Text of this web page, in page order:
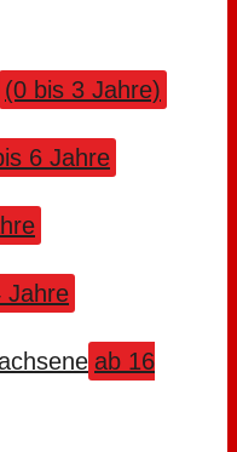
(0 bis 3 Jahre)
6 Jahre
Jahre
ab 16